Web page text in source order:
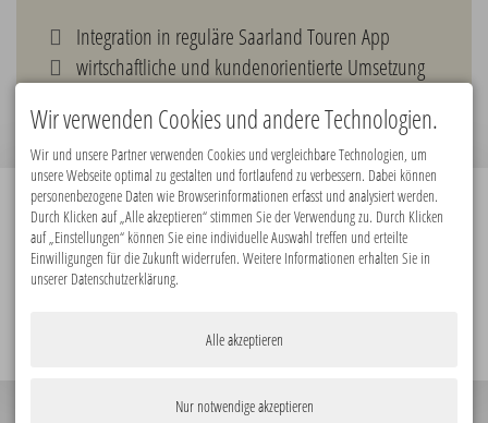
Integration in reguläre Saarland Touren App
wirtschaftliche und kundenorientierte Umsetzung
Premiumpartner:
Wir verwenden Cookies und andere Technologien.
Wir und unsere Partner verwenden Cookies und vergleichbare Technologien, um
unsere Webseite optimal zu gestalten und fortlaufend zu verbessern. Dabei können
personenbezogene Daten wie Browserinformationen erfasst und analysiert werden.
Durch Klicken auf „Alle akzeptieren“ stimmen Sie der Verwendung zu. Durch Klicken
auf „Einstellungen“ können Sie eine individuelle Auswahl treffen und erteilte
Einwilligungen für die Zukunft widerrufen. Weitere Informationen erhalten Sie in
unserer Datenschutzerklärung.
Alle akzeptieren
Nur notwendige akzeptieren